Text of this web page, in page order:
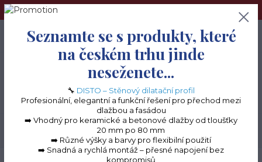
➢Terče pod dlažbu naleznete na e-shopu www.terceshop.cz!➢
+420 605 740 744
0
0 Kč
Terasové profily "C" k terčům
Seznamte se s produkty, které
na českém trhu jinde
neseženete...
🔧 DISTO – Stěnový dilatační profil
Profesionální, elegantní a funkční řešení pro přechod mezi
dlažbou a fasádou
➡️ Vhodný pro keramické a betonové dlažby od tloušťky
20 mm po 80 mm
➡️ Různé výšky a barvy pro flexibilní použití
➡️ Snadná a rychlá montáž – přesné napojení bez
kompromisů